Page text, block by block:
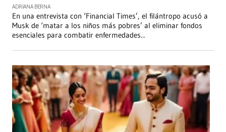
ADRIANA BERNA
En una entrevista con ‘Financial Times’, el filántropo acusó a
Musk de ‘matar a los niños más pobres’ al eliminar fondos
esenciales para combatir enfermedades...